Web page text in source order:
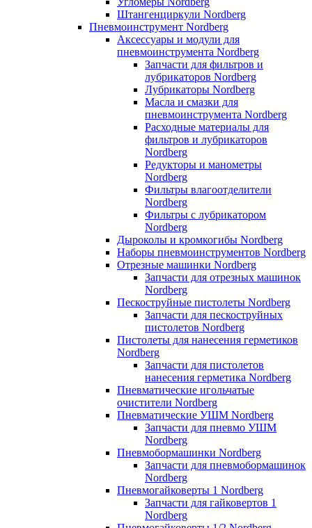
Штангенциркули Nordberg
Пневмоинструмент Nordberg
Аксессуары и модули для
пневмоинструмента Nordberg
Запчасти для фильтров и
лубрикаторов Nordberg
Лубрикаторы Nordberg
Масла и смазки для
пневмоинструмента Nordberg
Расходные материалы для
фильтров и лубрикаторов
Nordberg
Редукторы и манометры
Nordberg
Фильтры влагоотделители
Nordberg
Фильтры с лубрикатором
Nordberg
Дыроколы и кромкогибы Nordberg
Наборы пневмоинструментов Nordberg
Отрезные машинки Nordberg
Запчасти для отрезных машинок
Nordberg
Пескоструйные пистолеты Nordberg
Запчасти для пескоструйных
пистолетов Nordberg
Пистолеты для нанесения герметиков
Nordberg
Запчасти для пистолетов
нанесения герметика Nordberg
Пневматические игольчатые
очистители Nordberg
Пневматические УШМ Nordberg
Запчасти для пневмо УШМ
Nordberg
Пневмобормашинки Nordberg
Запчасти для пневмобормашинок
Nordberg
Пневмогайковерты 1 Nordberg
Запчасти для гайковертов 1
Nordberg